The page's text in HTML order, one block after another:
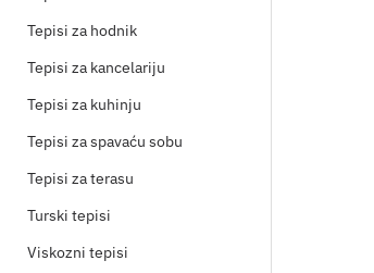
Tepisi za hodnik
Tepisi za kancelariju
Tepisi za kuhinju
Tepisi za spavaću sobu
Tepisi za terasu
Turski tepisi
Viskozni tepisi